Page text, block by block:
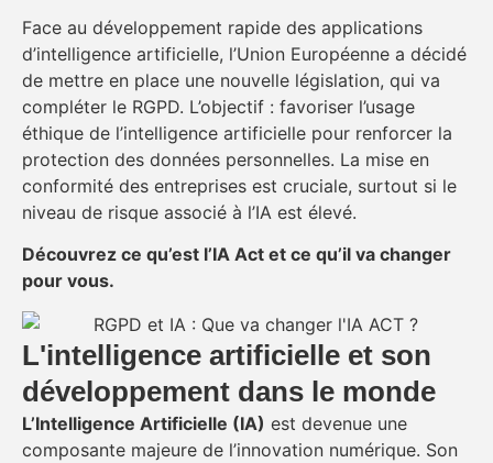
Face au développement rapide des applications
d’intelligence artificielle, l’Union Européenne a décidé
de mettre en place une nouvelle législation, qui va
compléter le RGPD. L’objectif : favoriser l’usage
éthique de l’intelligence artificielle pour renforcer la
protection des données personnelles. La mise en
conformité des entreprises est cruciale, surtout si le
niveau de risque associé à l’IA est élevé.
Découvrez ce qu’est l’IA Act et ce qu’il va changer
pour vous.
L'intelligence artificielle et son
développement dans le monde
L’Intelligence Artificielle (IA) est devenue une
composante majeure de l’innovation numérique. Son